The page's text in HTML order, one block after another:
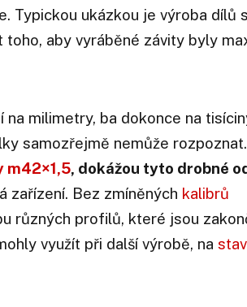
Typickou ukázkou je výroba dílů
aby vyráběné závity byly
milimetry, ba dokonce na
samozřejmě nemůže rozpoznat.
m42×1,5, dokážou tyto drobné
zařízení. Bez zmíněných kalibrů
různých profilů, které jsou
využít při další výrobě, na